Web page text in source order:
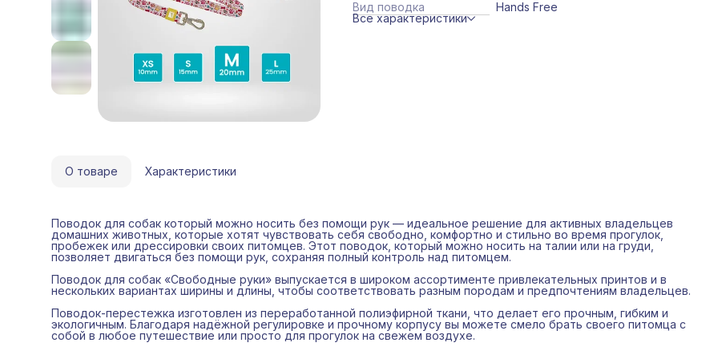
нескольких вариантах ширины и длины, чтобы
соответствовать разным породам и предпочтениям
Вид поводка
Hands Free
Все характеристики
О товаре Характеристики
Поводок для собак который можно носить без помощи рук — идеальное решение для активных владельцев
домашних животных, которые хотят чувствовать себя свободно, комфортно и стильно во время прогулок,
пробежек или дрессировки своих питомцев. Этот поводок, который можно носить на талии или на груди,
позволяет двигаться без помощи рук, сохраняя полный контроль над питомцем.
Поводок для собак «Свободные руки» выпускается в широком ассортименте привлекательных принтов и в
нескольких вариантах ширины и длины, чтобы соответствовать разным породам и предпочтениям владельцев.
Поводок-перестежка изготовлен из переработанной полиэфирной ткани, что делает его прочным, гибким и
экологичным. Благодаря надёжной регулировке и прочному корпусу вы можете смело брать своего питомца с
собой в любое путешествие или просто для прогулок на свежем воздухе.